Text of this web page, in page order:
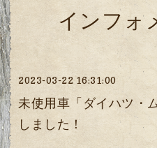
インフォ
2023-03-22 16:31:00
未使用車「ダイハツ・
しました！